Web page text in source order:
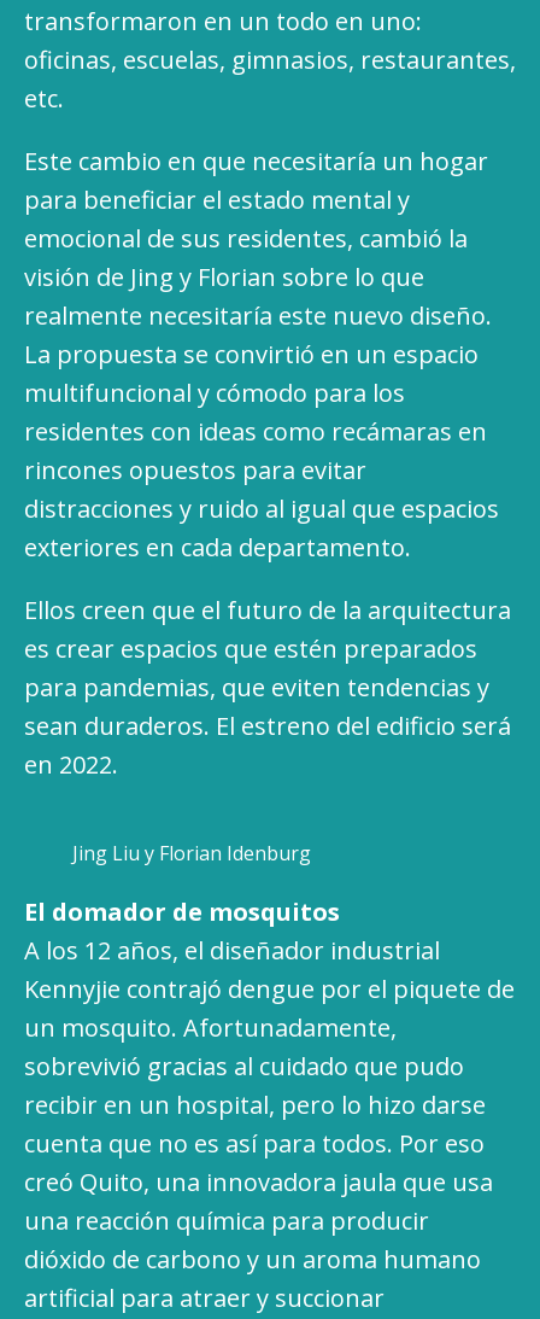
transformaron en un todo en uno:
oficinas, escuelas, gimnasios, restaurantes,
etc.
Este cambio en que necesitaría un hogar
para beneficiar el estado mental y
emocional de sus residentes, cambió la
visión de Jing y Florian sobre lo que
realmente necesitaría este nuevo diseño.
La propuesta se convirtió en un espacio
multifuncional y cómodo para los
residentes con ideas como recámaras en
rincones opuestos para evitar
distracciones y ruido al igual que espacios
exteriores en cada departamento.
Ellos creen que el futuro de la arquitectura
es crear espacios que estén preparados
para pandemias, que eviten tendencias y
sean duraderos. El estreno del edificio será
en 2022.
Jing Liu y Florian Idenburg
El domador de mosquitos
A los 12 años, el diseñador industrial
Kennyjie contrajó dengue por el piquete de
un mosquito. Afortunadamente,
sobrevivió gracias al cuidado que pudo
recibir en un hospital, pero lo hizo darse
cuenta que no es así para todos. Por eso
creó Quito, una innovadora jaula que usa
una reacción química para producir
dióxido de carbono y un aroma humano
artificial para atraer y succionar